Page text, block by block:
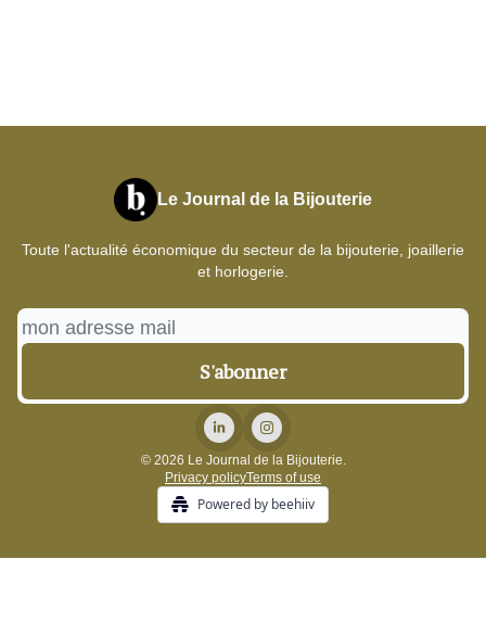
Le Journal de la Bijouterie
Toute l'actualité économique du secteur de la bijouterie, joaillerie
et horlogerie.
© 2026 Le Journal de la Bijouterie.
Privacy policyTerms of use
Powered by beehiiv